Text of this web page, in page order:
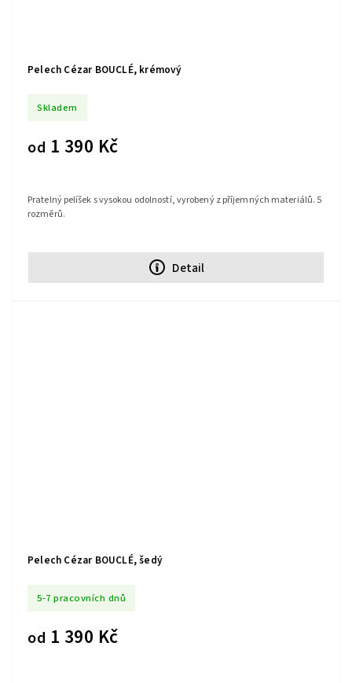
Pelech Cézar BOUCLÉ, krémový
Skladem
od 1 390 Kč
Detail
Pratelný pelíšek s vysokou odolností, vyrobený z příjemných materiálů. 5
rozměrů.
Pelech Cézar BOUCLÉ, šedý
5-7 pracovních dnů
od 1 390 Kč